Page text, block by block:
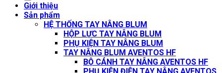
Giới thiệu
Sản phẩm
HỆ THỐNG TAY NÂNG BLUM
HỘP LỰC TAY NÂNG BLUM
PHỤ KIỆN TAY NÂNG BLUM
TAY NÂNG BLUM AVENTOS HF
BỘ CÁNH TAY NÂNG AVENTOS HF